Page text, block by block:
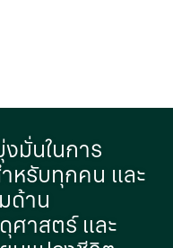
มั่นในการ
หรับทุกคน และ
ด้าน
ศาสตร์ และ